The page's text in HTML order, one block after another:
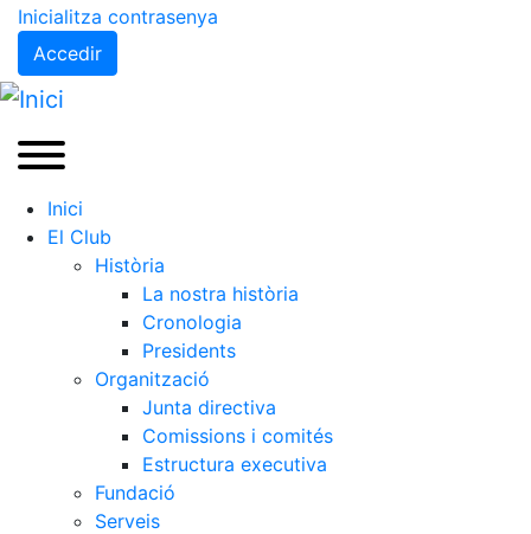
Inicialitza contrasenya
Accedir
Inici
El Club
Història
La nostra història
Cronologia
Presidents
Organització
Junta directiva
Comissions i comités
Estructura executiva
Fundació
Serveis